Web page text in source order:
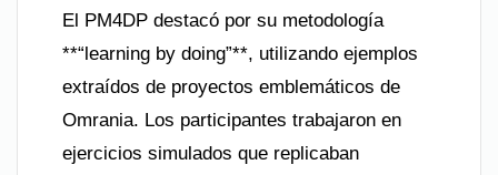
El PM4DP destacó por su metodología
**“learning by doing”**, utilizando ejemplos
extraídos de proyectos emblemáticos de
Omrania. Los participantes trabajaron en
ejercicios simulados que replicaban